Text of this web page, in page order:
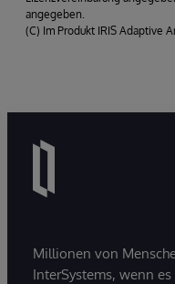
angegeben.
(C) Im Produkt IRIS Adaptive
Millionen von
InterSystems, wenn